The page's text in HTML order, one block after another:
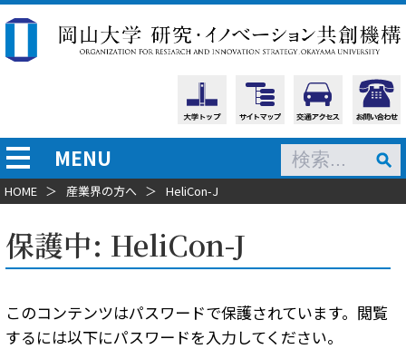
MENU
HOME ＞ 産業界の方へ ＞ HeliCon-J
保護中: HeliCon-J
このコンテンツはパスワードで保護されています。閲覧
するには以下にパスワードを入力してください。